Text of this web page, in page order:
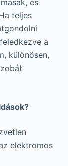
és
teljes
a
különösen,
elektromos